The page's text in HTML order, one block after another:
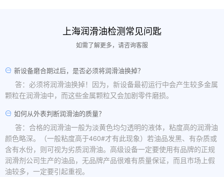
上海润滑油检测常见问匙
如需了解更多，请咨询客服
新设备磨合期过后，是否必须将润滑油换掉？
答：必须将润滑油换掉！因为，新设备最初运行中会产生较多金属
颗粒在润滑油中，而这些金属颗粒又会加剧零件磨损。
如何从外表判断润滑油的质量？
答：合格的润滑油一般为淡黄色均匀透明的液体，粘度高的润滑油
颜色略深。（一般粘度高于460#才有此现象）若油品发黑、有杂质或
含有水份，则可视为劣质润滑油。高级设备一定要使用有品牌的正规
润滑剂公司生产的油品，无品牌产品很难有质量保证，而且市场上假
油较多，一定要引起重视。